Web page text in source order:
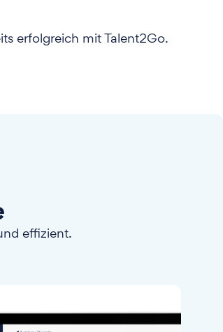
erfolgreich mit Talent2Go.
effizient.